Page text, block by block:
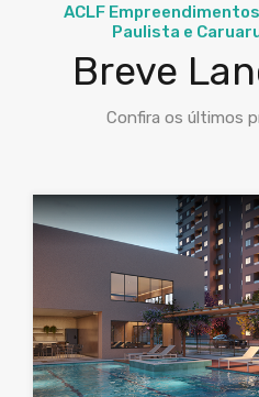
ACLF
Paulista e
Breve
Confira os últimos